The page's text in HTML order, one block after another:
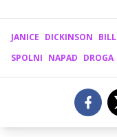
JANICE DICKINSON BILL
SPOLNI NAPAD DROGA